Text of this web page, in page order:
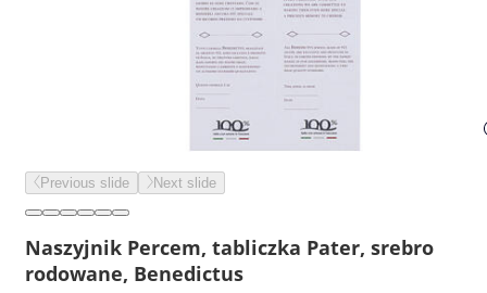
Previous slide Next slide
Naszyjnik Percem, tabliczka Pater, srebro
rodowane, Benedictus